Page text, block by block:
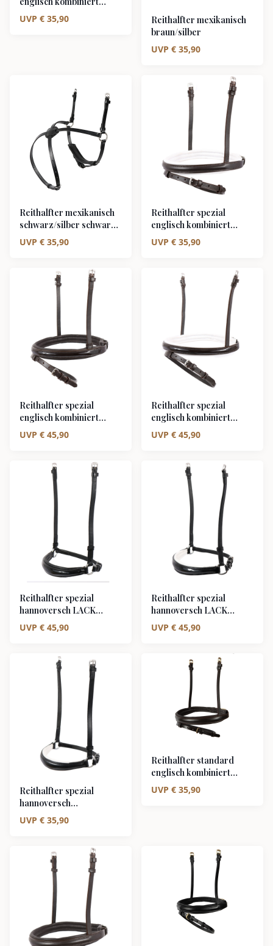
schwarz/silber
UVP € 35,90
Reithalfter mexikanisch
braun/silber
UVP € 35,90
Reithalfter mexikanisch
schwarz/silber schwarz
unterlegt
UVP € 35,90
Reithalfter spezial
englisch kombiniert
braun/silber weiß
unterlegt
UVP € 35,90
Reithalfter spezial
englisch kombiniert
LACK braun/silber braun
unterlegt
UVP € 45,90
Reithalfter spezial
englisch kombiniert
LACK braun/silber weiß
unterlegt
UVP € 45,90
Reithalfter spezial
hannoversch LACK
schwarz/silber schwarz
unterlegt
UVP € 45,90
Reithalfter spezial
hannoversch LACK
schwarz/silber weiß
unterlegt
UVP € 45,90
Reithalfter spezial
hannoversch
schwarz/silber weiß
unterlegt
UVP € 35,90
Reithalfter standard
englisch kombiniert
braun/messing
UVP € 35,90